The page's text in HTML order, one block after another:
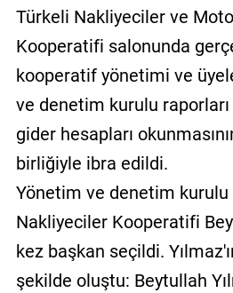
Gizlilik
Politikası
Türkeli Nakliyeciler ve
Kooperatifi salonunda
kooperatif yönetimi ve
ve denetim kurulu
gider hesapları
birliğiyle ibra edildi.
Yönetim ve denetim
Nakliyeciler Kooperatifi
kez başkan seçildi.
şekilde oluştu: Beytullah